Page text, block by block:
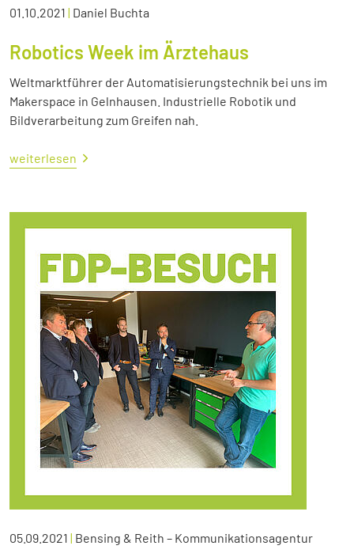
01.10.2021 | Daniel Buchta
Robotics Week im Ärztehaus
Weltmarktführer der Automatisierungstechnik bei uns im
Makerspace in Gelnhausen. Industrielle Robotik und
Bildverarbeitung zum Greifen nah.
weiterlesen
05.09.2021 | Bensing & Reith – Kommunikationsagentur